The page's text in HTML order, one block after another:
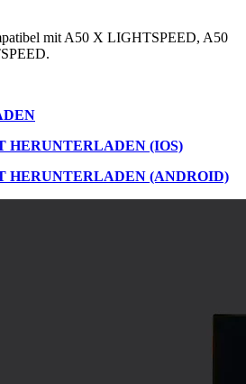
mit A50 X LIGHTSPEED, A50
HERUNTERLADEN (IOS)
HERUNTERLADEN (ANDROID)